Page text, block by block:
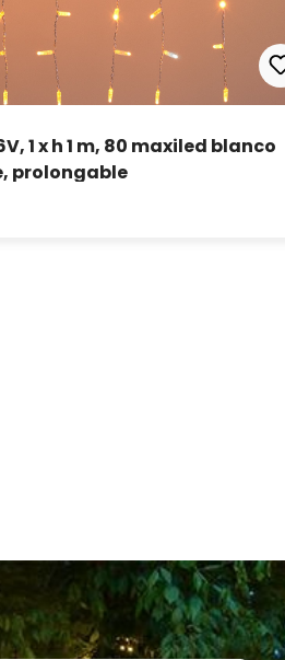
1 x h 1 m, 80 maxiled blanco
prolongable